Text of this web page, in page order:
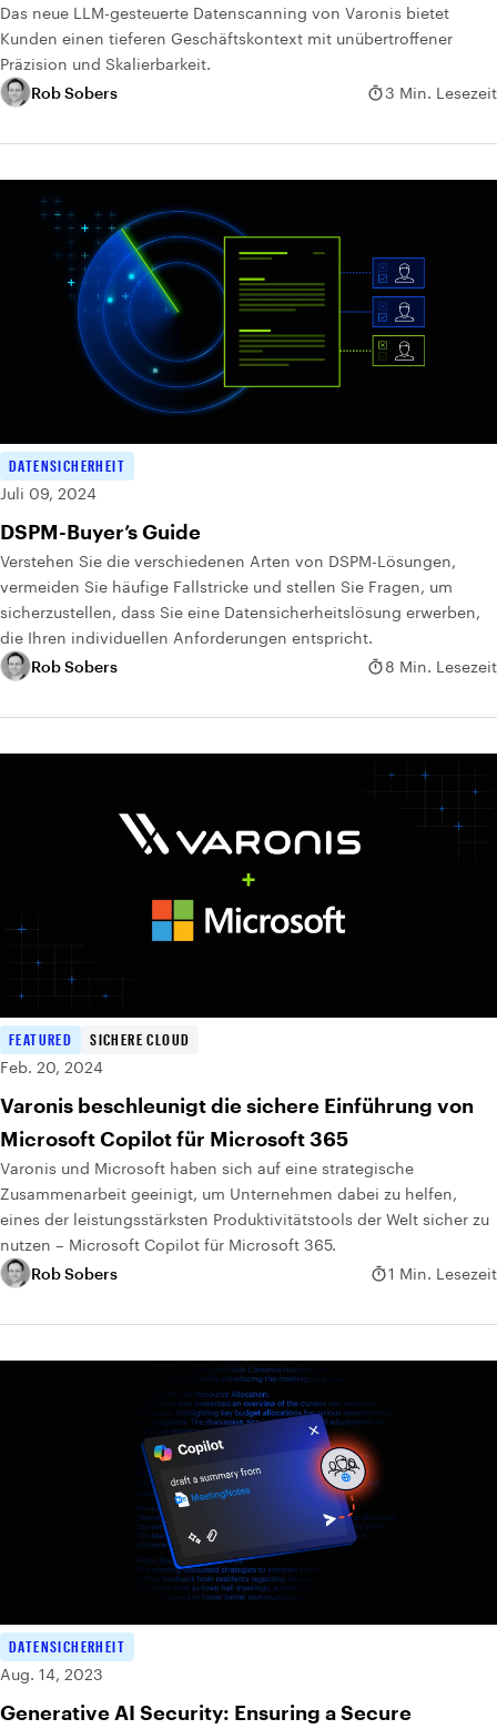
Das neue LLM-gesteuerte Datenscanning von Varonis bietet
Kunden einen tieferen Geschäftskontext mit unübertroffener
Präzision und Skalierbarkeit.
Rob Sobers
3 Min. Lesezeit
DATENSICHERHEIT
Juli 09, 2024
DSPM-Buyer’s Guide
Verstehen Sie die verschiedenen Arten von DSPM-Lösungen,
vermeiden Sie häufige Fallstricke und stellen Sie Fragen, um
sicherzustellen, dass Sie eine Datensicherheitslösung erwerben,
die Ihren individuellen Anforderungen entspricht.
Rob Sobers
8 Min. Lesezeit
FEATURED
SICHERE CLOUD
Feb. 20, 2024
Varonis beschleunigt die sichere Einführung von
Microsoft Copilot für Microsoft 365
Varonis und Microsoft haben sich auf eine strategische
Zusammenarbeit geeinigt, um Unternehmen dabei zu helfen,
eines der leistungsstärksten Produktivitätstools der Welt sicher zu
nutzen – Microsoft Copilot für Microsoft 365.
Rob Sobers
1 Min. Lesezeit
DATENSICHERHEIT
Aug. 14, 2023
Generative AI Security: Ensuring a Secure